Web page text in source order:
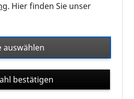
Sie sämtliches Infomaterial
um ausschließlich
Audios oder Videos zu
und Broschüren werden in
angeboten: zur
als gedruckte Variante
. Hier finden Sie unser
auswählen
bestätigen